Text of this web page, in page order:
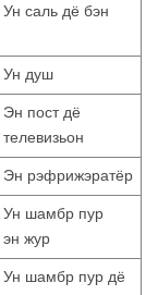
Ун саль дё бэн
Ун душ
Эн пост дё
телевизьон
Эн рэфрижэратёр
Ун шамбр пур
эн жур
Ун шамбр пур дё